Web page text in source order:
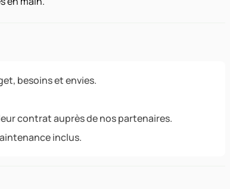
besoins et envies.
contrat auprès de nos partenaires.
inclus.